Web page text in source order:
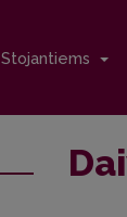
Stojantiems